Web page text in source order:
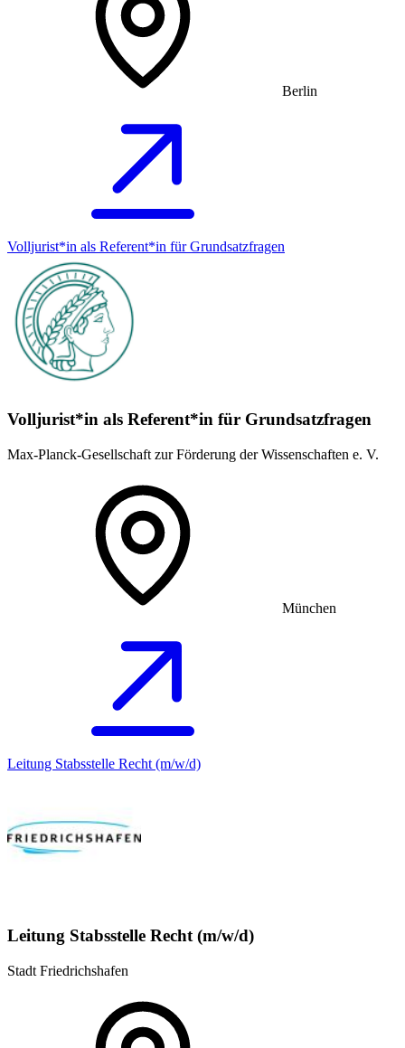
Berlin
Volljurist*in als Referent*in für Grundsatz­fragen
Volljurist*in als Referent*in für Grundsatz­fragen
Max-Planck-Gesellschaft zur Förderung der Wissenschaften e. V.
München
Leitung Stabsstelle Recht (m/w/d)
Leitung Stabsstelle Recht (m/w/d)
Stadt Friedrichshafen